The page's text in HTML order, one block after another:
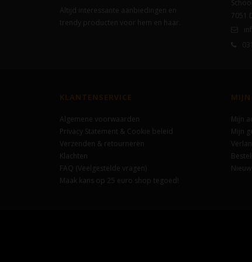
Altijd interessante aanbiedingen en
trendy producten voor hem en haar.
7051
KLANTENSERVICE
Algemene voorwaarden
Privacy Statement & Cookie beleid
Verzenden & retourneren
Klachten
FAQ (Veelgestelde vragen)
Maak kans op 25 euro shop tegoed!
Mijn
Mijn